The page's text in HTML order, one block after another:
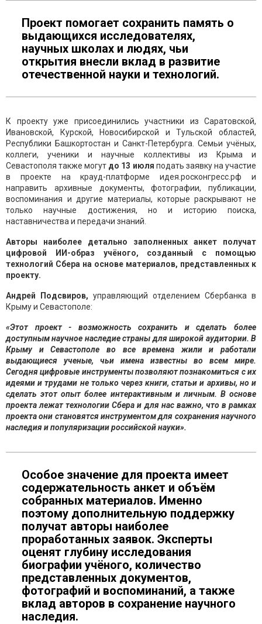
Проект помогает сохранить память о
выдающихся исследователях,
научных школах и людях, чьи
открытия внесли вклад в развитие
отечественной науки и технологий.
К проекту уже присоединились участники из Саратовской,
Ивановской, Курской, Новосибирской и Тульской областей,
Республики Башкортостан и Санкт-Петербурга. Семьи учёных,
коллеги, ученики и научные коллективы из Крыма и
Севастополя также могут до 13 июля подать заявку на участие
в проекте на крауд-платформе идея.росконгресс.рф и
направить архивные документы, фотографии, публикации,
воспоминания и другие материалы, которые раскрывают не
только научные достижения, но и историю поиска,
наставничества и передачи знаний.
Авторы наиболее детально заполненных анкет получат
цифровой ИИ-образ учёного, созданный с помощью
технологий Сбера на основе материалов, представленных к
проекту.
Андрей Подсвиров, управляющий отделением Сбербанка в
Крыму и Севастополе:
«Этот проект - возможность сохранить и сделатьболее
доступным научное наследие страныдля широкой аудитории.В
Крыму и Севастополе во все времена жили и работали
выдающиеся ученые, чьи имена известны во всем мире.
Сегодня цифровые инструменты позволяютпознакомиться с их
идеями и трудами не только через книги, статьи и архивы, но и
сделать этот опыт более интерактивным и личным. В основе
проекта лежат технологии Сбера и для нас важно, что в рамках
проектаони становятся инструментомдля сохранениянаучного
наследияипопуляризации российской науки».
Особое значение для проекта имеет
содержательность анкет и объём
собранных материалов. Именно
поэтому дополнительную поддержку
получат авторы наиболее
проработанных заявок. Эксперты
оценят глубину исследования
биографии учёного, количество
представленных документов,
фотографий и воспоминаний, а также
вклад авторов в сохранение научного
наследия.